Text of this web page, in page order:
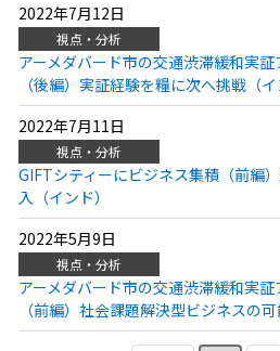
2022年7月12日
視点・分析
アーメダバード市の交通渋滞緩和実
（後編）実証経験を糧に次へ挑戦（イ
2022年7月11日
視点・分析
GIFTシティーにビジネス集積（前編
入（インド）
2022年5月9日
視点・分析
アーメダバード市の交通渋滞緩和実
（前編）社会課題解決型ビジネスの可